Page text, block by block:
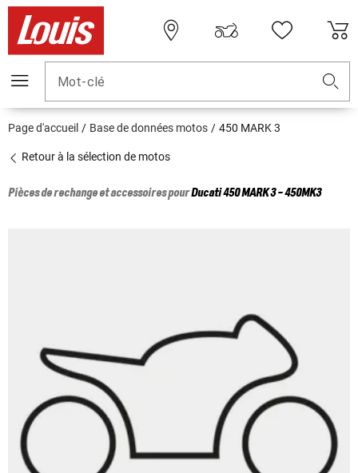
Mot-clé
Page d'accueil Base de données motos 450 MARK 3
Retour à la sélection de motos
Pièces de rechange et accessoires pourDucati450 MARK 3 - 450MK3